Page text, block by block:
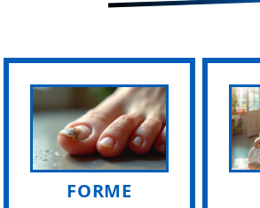
FORME